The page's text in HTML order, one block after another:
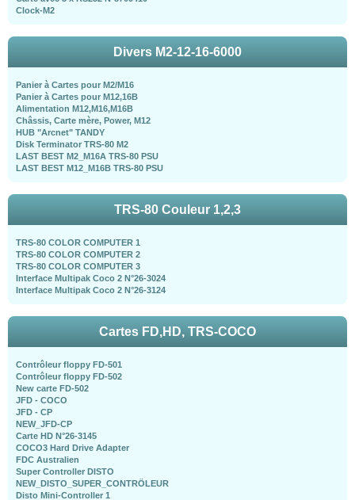
Clock-M2
Divers M2-12-16-6000
Panier à Cartes pour M2/M16
Panier à Cartes pour M12,16B
Alimentation M12,M16,M16B
Châssis, Carte mère, Power, M12
HUB "Arcnet" TANDY
Disk Terminator TRS-80 M2
LAST BEST M2_M16A TRS-80 PSU
LAST BEST M12_M16B TRS-80 PSU
TRS-80 Couleur 1,2,3
TRS-80 COLOR COMPUTER 1
TRS-80 COLOR COMPUTER 2
TRS-80 COLOR COMPUTER 3
Interface Multipak Coco 2 N°26-3024
Interface Multipak Coco 2 N°26-3124
Cartes FD,HD, TRS-COCO
Contrôleur floppy FD-501
Contrôleur floppy FD-502
New carte FD-502
JFD - COCO
JFD - CP
NEW_JFD-CP
Carte HD N°26-3145
COCO3 Hard Drive Adapter
FDC Australien
Super Controller DISTO
NEW_DISTO_SUPER_CONTRÖLEUR
Disto Mini-Controller 1